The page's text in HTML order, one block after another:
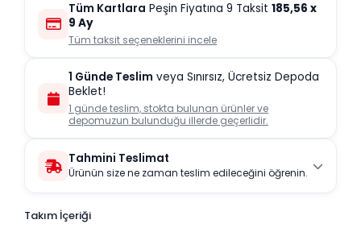
Tüm Kartlara Peşin Fiyatına 9 Taksit 185,56 x
9 Ay
Tüm taksit seçeneklerini incele
1 Günde Teslim veya Sınırsız, Ücretsiz Depoda
Beklet!
1 günde teslim, stokta bulunan ürünler ve
depomuzun bulunduğu illerde geçerlidir.
Tahmini Teslimat
Ürünün size ne zaman teslim edileceğini öğrenin.
Takım İçeriği